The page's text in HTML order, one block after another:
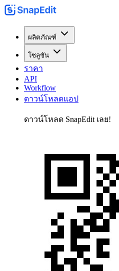
ผลิตภัณฑ์
โซลูชัน
ราคา
API
Workflow
ดาวน์โหลดแอป
ดาวน์โหลด SnapEdit เลย!